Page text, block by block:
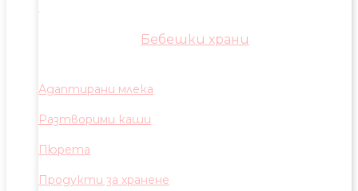
Бебешки храни
Адаптирани млека
Разтворими каши
Пюрета
Продукти за хранене